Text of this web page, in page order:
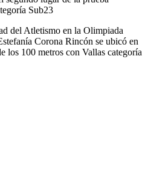
Sub23
del Atletismo en la Olimpiada
Corona Rincón se ubicó en
los 100 metros con Vallas categoría